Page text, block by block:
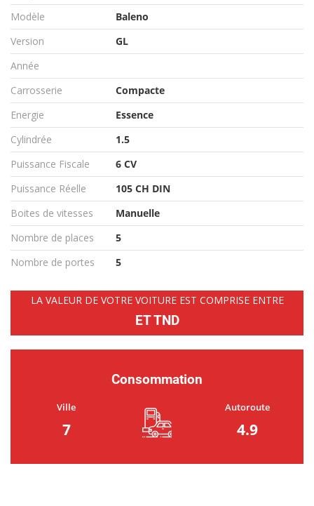
Modèle
Baleno
Version
GL
Année
Carrosserie
Compacte
Energie
Essence
Cylindrée
1.5
Puissance Fiscale
6 CV
Puissance Réelle
105 CH DIN
Boites de vitesses
Manuelle
Nombre de places
5
Nombre de portes
5
LA VALEUR DE VOTRE VOITURE EST COMPRISE ENTRE
ET TND
Consommation
Ville
7
Autoroute
4.9